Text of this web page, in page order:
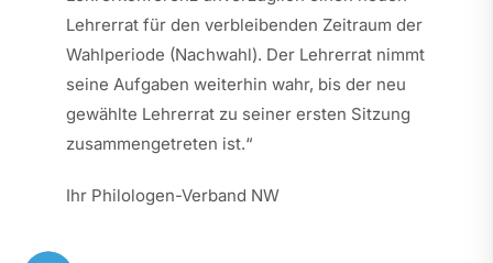
Lehrerrat für den verbleibenden Zeitraum der
Wahlperiode (Nachwahl). Der Lehrerrat nimmt
seine Aufgaben weiterhin wahr, bis der neu
gewählte Lehrerrat zu seiner ersten Sitzung
zusammengetreten ist.“
Ihr Philologen-Verband NW